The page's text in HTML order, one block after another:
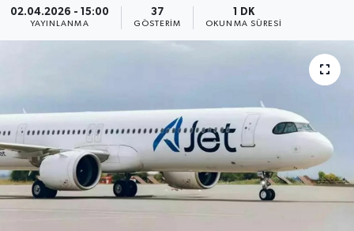
02.04.2026 - 15:00
YAYINLANMA
37
GÖSTERIM
1 DK
OKUNMA SÜRESI